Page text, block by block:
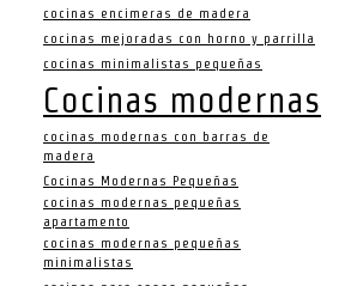
cocinas encimeras de madera
cocinas mejoradas con horno y parrilla
cocinas minimalistas pequeñas
Cocinas modernas
cocinas modernas con barras de
madera
Cocinas Modernas Pequeñas
cocinas modernas pequeñas
apartamento
cocinas modernas pequeñas
minimalistas